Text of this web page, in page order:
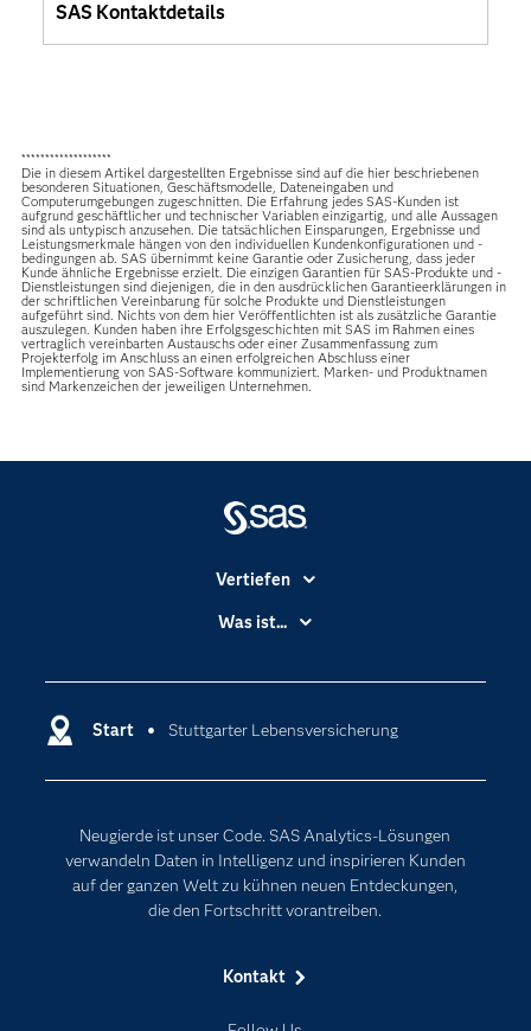
SAS Kontaktdetails
*******************
Die in diesem Artikel dargestellten Ergebnisse sind auf die hier beschriebenen
besonderen Situationen, Geschäftsmodelle, Dateneingaben und
Computerumgebungen zugeschnitten. Die Erfahrung jedes SAS-Kunden ist
aufgrund geschäftlicher und technischer Variablen einzigartig, und alle Aussagen
sind als untypisch anzusehen. Die tatsächlichen Einsparungen, Ergebnisse und
Leistungsmerkmale hängen von den individuellen Kundenkonfigurationen und -
bedingungen ab. SAS übernimmt keine Garantie oder Zusicherung, dass jeder
Kunde ähnliche Ergebnisse erzielt. Die einzigen Garantien für SAS-Produkte und -
Dienstleistungen sind diejenigen, die in den ausdrücklichen Garantieerklärungen in
der schriftlichen Vereinbarung für solche Produkte und Dienstleistungen
aufgeführt sind. Nichts von dem hier Veröffentlichten ist als zusätzliche Garantie
auszulegen. Kunden haben ihre Erfolgsgeschichten mit SAS im Rahmen eines
vertraglich vereinbarten Austauschs oder einer Zusammenfassung zum
Projekterfolg im Anschluss an einen erfolgreichen Abschluss einer
Implementierung von SAS-Software kommuniziert. Marken- und Produktnamen
sind Markenzeichen der jeweiligen Unternehmen.
Start Stuttgarter Lebensversicherung
Neugierde ist unser Code. SAS Analytics-Lösungen
verwandeln Daten in Intelligenz und inspirieren Kunden
auf der ganzen Welt zu kühnen neuen Entdeckungen,
die den Fortschritt vorantreiben.
Kontakt
Vertiefen
Branchen
Dokumentation
Entwickler
Karriere
Für Lehrkräfte
Lehrvideos
Was ist...
Data Science
Künstliche Intelligenz